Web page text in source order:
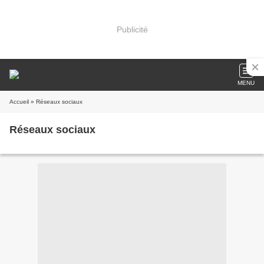
Publicité
MENU
Accueil » Réseaux sociaux
Réseaux sociaux